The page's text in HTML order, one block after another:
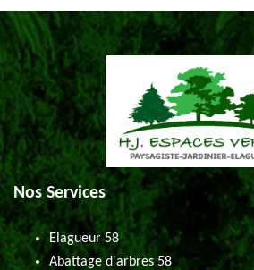
Nos Services
Elagueur 58
Abattage d'arbres 58